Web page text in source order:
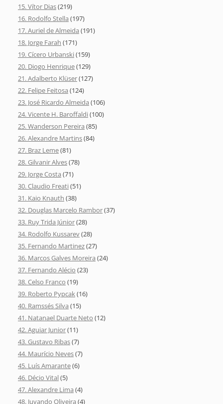
15. Vítor Dias(219)
16. Rodolfo Stella (197)
17. Auriel de Almeida (191)
18. Jorge Farah (171)
19. Cícero Urbanski(159)
20. Diogo Henrique(129)
21. Adalberto Klüser(127)
22. Felipe Feitosa (124)
23. José Ricardo Almeida (106)
24. Vicente H. Baroffaldi(100)
25. Wanderson Pereira (85)
26. Alexandre Martins(84)
27. Braz Leme(81)
28. Gilvanir Alves(78)
29. Jorge Costa (71)
30. Claudio Freati(51)
31. Kaio Knauth (38)
32. Douglas Marcelo Rambor(37)
33. Ruy Trida Júnior(28)
34. Rodolfo Kussarev(28)
35. Fernando Martinez(27)
36. Marcos Galves Moreira (24)
37. Fernando Alécio (23)
38. Celso Franco (19)
39. Roberto Pypcak(16)
40. Ramssés Silva (15)
41. Natanael Duarte Neto (12)
42. Aguiar Junior(11)
43. Gustavo Ribas(7)
44. Maurício Neves(7)
45. Luís Amarante(6)
46. Décio Vital(5)
47. Alexandre Lima (4)
48. Juvando Oliveira (4)